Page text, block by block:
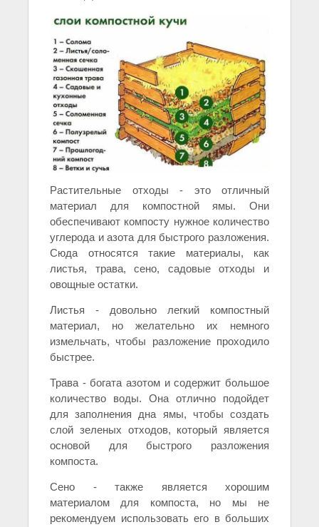
Растительные отходы - это отличный
материал для компостной ямы. Они
обеспечивают компосту нужное количество
углерода и азота для быстрого разложения.
Сюда относятся такие материалы, как
листья, трава, сено, садовые отходы и
овощные остатки.
Листья - довольно легкий компостный
материал, но желательно их немного
измельчать, чтобы разложение проходило
быстрее.
Трава - богата азотом и содержит большое
количество воды. Она отлично подойдет
для заполнения дна ямы, чтобы создать
слой зеленых отходов, который является
основой для быстрого разложения
компоста.
Сено - также является хорошим
материалом для компоста, но мы не
рекомендуем использовать его в больших